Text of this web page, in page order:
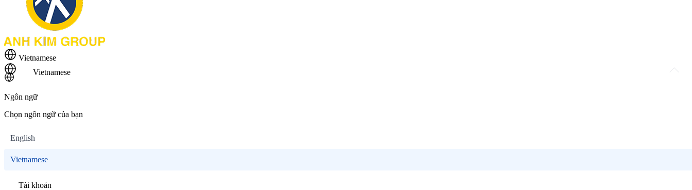
Vietnamese
Vietnamese
Ngôn ngữ
Chọn ngôn ngữ của bạn
English
Vietnamese
Tài khoản